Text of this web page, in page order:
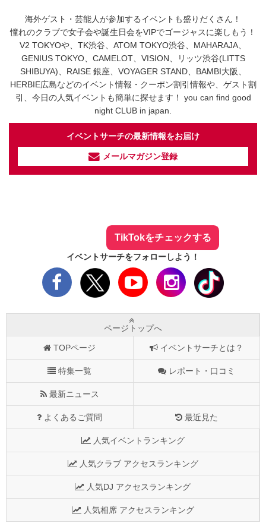
海外ゲスト・芸能人が参加するイベントも盛りだくさん！
憧れのクラブで女子会や誕生日会をVIPでゴージャスに楽しもう！
V2 TOKYOや、TK渋谷、ATOM TOKYO渋谷、MAHARAJA、
GENIUS TOKYO、CAMELOT、VISION、リッツ渋谷(LITTS
SHIBUYA)、RAISE 銀座、VOYAGER STAND、BAMBI大阪、
HERBIE広島などのイベント情報・クーポン割引情報や、ゲスト割
引、今日の人気イベントも簡単に探せます！ you can find good
night CLUB in japan.
イベントサーチの最新情報をお届け
メールマガジン登録
TikTokをチェックする
イベントサーチをフォローしよう！
ページトップへ
TOPページ イベントサーチとは？
特集一覧 レポート・口コミ
最新ニュース
よくあるご質問 最近見た
人気イベントランキング
人気クラブ アクセスランキング
人気DJ アクセスランキング
人気相席 アクセスランキング